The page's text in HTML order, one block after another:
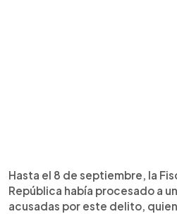
Hasta el 8 de septiembre, la
República había procesado a
acusadas por este delito,